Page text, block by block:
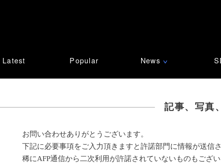
Latest Popular News ∨
記事、写真
お問い合わせありがとうございます。
下記に必要事項をご入力頂きますと許諾部門に情報が送信
稀にAFP通信から二次利用が許諾されていないものもござ